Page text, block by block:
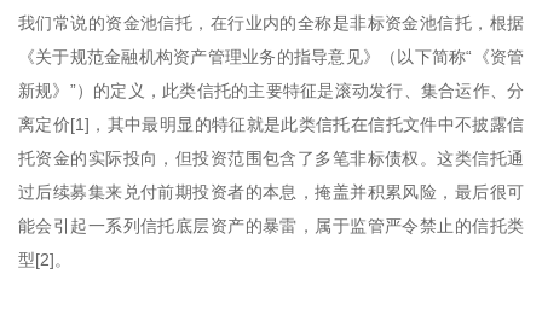
我们常说的资金池信托，在行业内的全称是非标资金池信托，根据
《关于规范金融机构资产管理业务的指导意见》（以下简称“《资管
新规》”）的定义，此类信托的主要特征是滚动发行、集合运作、分
离定价[1]，其中最明显的特征就是此类信托在信托文件中不披露信
托资金的实际投向，但投资范围包含了多笔非标债权。这类信托通
过后续募集来兑付前期投资者的本息，掩盖并积累风险，最后很可
能会引起一系列信托底层资产的暴雷，属于监管严令禁止的信托类
型[2]。